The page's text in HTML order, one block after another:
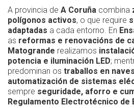
A provincia de A Coruña combina
polígonos activos, o que require
adaptadas a cada entorno. En
as reformas e renovacións de
Matogrande realizamos
potencia e iluminación LED;
predominan os traballos en
automatización de sistemas
sempre seguridade, aforro e
Regulamento Electrotécnico de